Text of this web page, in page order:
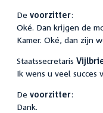
De voorzitter:
Oké. Dan krijgen de
Kamer. Oké, dan zijn
Staatssecretaris
Ik wens u veel succes
De voorzitter:
Dank.